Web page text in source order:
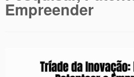
Empreender